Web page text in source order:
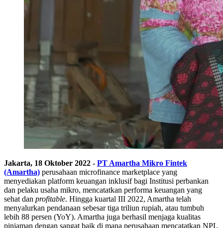
Jakarta, 18 Oktober 2022 - PT Amartha Mikro Fintek
(Amartha) perusahaan microfinance marketplace yang
menyediakan platform keuangan inklusif bagi Institusi perbankan
dan pelaku usaha mikro, mencatatkan performa keuangan yang
sehat dan profitable. Hingga kuartal III 2022, Amartha telah
menyalurkan pendanaan sebesar tiga triliun rupiah, atau tumbuh
lebih 88 persen (YoY). Amartha juga berhasil menjaga kualitas
pinjaman dengan sangat baik di mana perusahaan mencatatkan NPL